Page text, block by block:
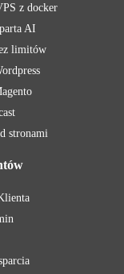
z docker
AI
limitów
stronami